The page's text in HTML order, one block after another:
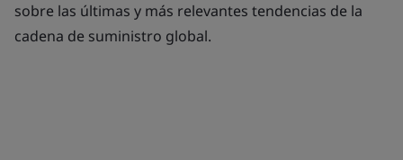
sobre las últimas y más relevantes tendencias de la
cadena de suministro global.